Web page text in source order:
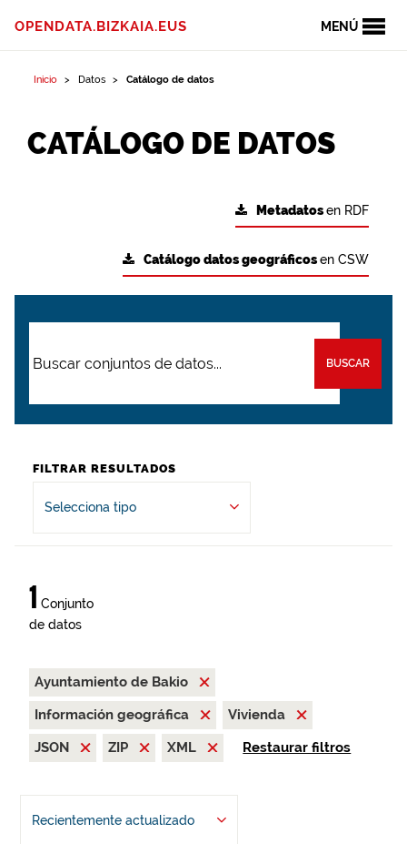
MENÚ
OPENDATA.BIZKAIA.EUS
Inicio Datos Catálogo de datos
CATÁLOGO DE DATOS
Metadatosen RDF
Catálogo datos geográficosen CSW
BUSCAR
FILTRAR RESULTADOS
Selecciona tipo
1 Conjunto
de datos
Ayuntamiento de Bakio
Información geográfica
Vivienda
JSON
ZIP XML Restaurar filtros
Recientemente actualizado